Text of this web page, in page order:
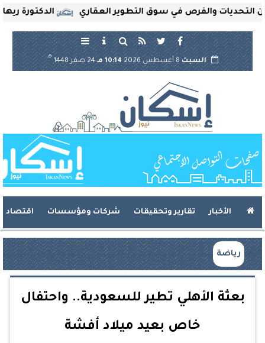
الدكتورة ريهام والفرص في سوق التطوير العقاري
السبت8 أغسطس 2026 10:14 مـ 24 صفر 1448
هـ
الأخبار تقارير وتحقيقات شركات ومؤسسات اقتصاد
رياضة
بعثة الأهلي تطير للسعودية.. واحتفال
خاص بعيد ميلاد أفشة